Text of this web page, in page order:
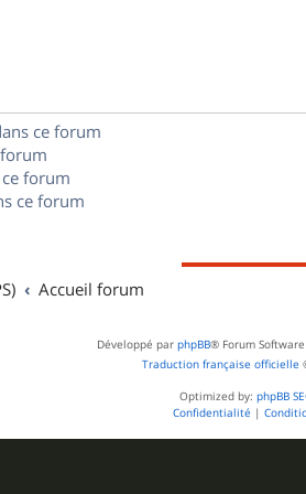
ce forum
forum
ce forum
Accueil forum
Développé par phpBB® Forum
Traduction française officielle
Optimized by: phpBB
Confidentialité |